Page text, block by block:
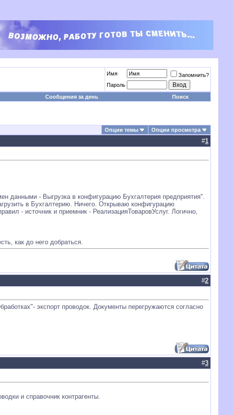
Имя
Запомнить?
Пароль
Сообщения за день Поиск
Опции темы Опции просмотра
#1
данными - Выгрузка в конфигурацию Бухгалтерия предприятия".
в Бухгалтерию. Ничего. Открываю конфигурацию
- источник и приемник - РеализацияТоваровУслуг. Логично,
как до него добраться.
#2
экспорт проводок. Документы перегружаются согласно
#3
и справочник контрагенты.